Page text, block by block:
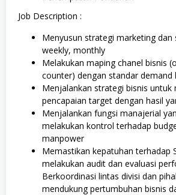
Job Description :
Menyusun strategi marketing dan
weekly, monthly
Melakukan maping chanel bisnis
counter) dengan standar demand
Menjalankan strategi bisnis untuk
pencapaian target dengan hasil
Menjalankan fungsi manajerial
melakukan kontrol terhadap
manpower
Memastikan kepatuhan terhadap
melakukan audit dan evaluasi
Berkoordinasi lintas divisi dan
mendukung pertumbuhan bisnis